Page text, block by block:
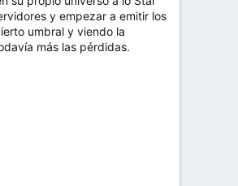
y empezar a emitir los
umbral y viendo la
más las pérdidas.